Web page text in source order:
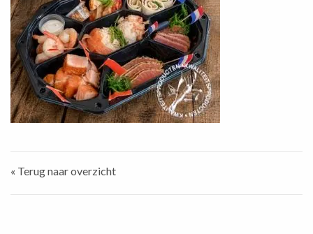
« Terug naar overzicht